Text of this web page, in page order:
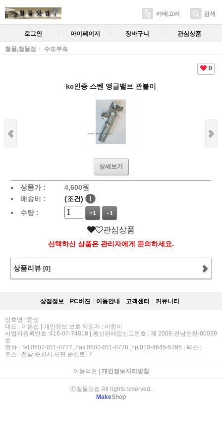
카테고리 검색
로그인 마이페이지 장바구니 관심상품
철물,철물점 수도부속
0
kc인증 스텐 앵글밸브 관붙이
상세보기
상품가 : 4,600원
배송비 :
(조건)
!
수량 :
+1 -1
관심상품
선택하신 상품은 관리자에게 문의하세요.
상품리뷰 [0]
상점정보 PC버젼 이용안내 고객센터 커뮤니티
상호명 : 동성
대표 : 이은섭 | 개인정보 보호 책임자 : 이현이
사업자등록번호 :416-07-74818 | 통신판매업신고번호 : 제 2008-전남순천-00039
호
전화 : Tel 0502-011-0777 ,Fax 0502-011-0778 ,hp 010-4645-5395 | 팩스 :
주소 : 전남 순천시 서면 순천로17
이용약관| 개인정보처리방침
ⓒ철물닷컴 All rights reserved.
MakeShop